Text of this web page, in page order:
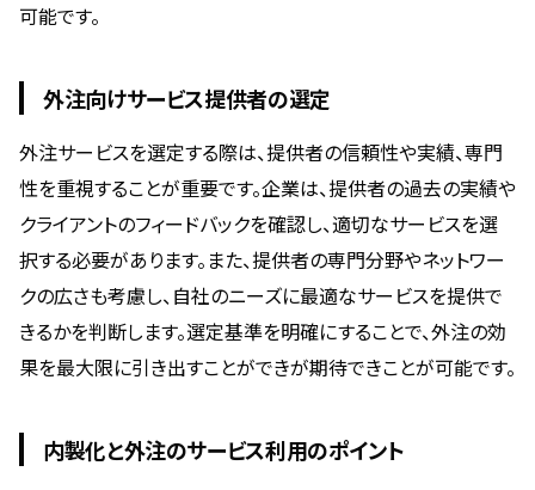
可能です。
外注向けサービス提供者の選定
外注サービスを選定する際は、提供者の信頼性や実績、専門
性を重視することが重要です。企業は、提供者の過去の実績や
クライアントのフィードバックを確認し、適切なサービスを選
択する必要があります。また、提供者の専門分野やネットワー
クの広さも考慮し、自社のニーズに最適なサービスを提供で
きるかを判断します。選定基準を明確にすることで、外注の効
果を最大限に引き出すことができが期待できことが可能です。
内製化と外注のサービス利用のポイント